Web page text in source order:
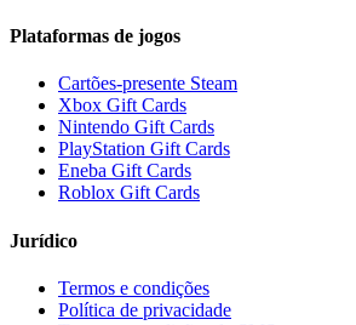
Plataformas de jogos
Cartões-presente Steam
Xbox Gift Cards
Nintendo Gift Cards
PlayStation Gift Cards
Eneba Gift Cards
Roblox Gift Cards
Jurídico
Termos e condições
Política de privacidade